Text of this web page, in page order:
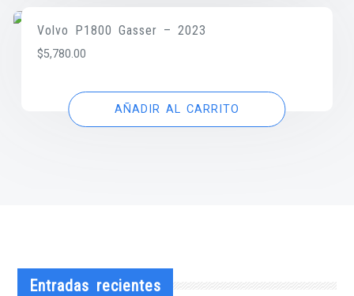
Volvo P1800 Gasser – 2023
$5,780.00
AÑADIR AL CARRITO
Entradas recientes